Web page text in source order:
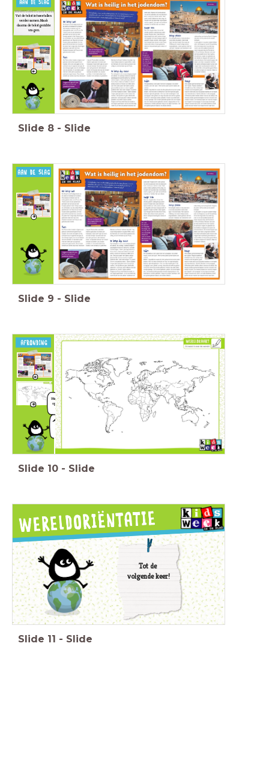
Tekstgerichte vragen:
Wat is het belangrijkste deel van de Tenach, hetheilige boek van de
joden?
Waarom gebruiken de lezers van de Thora een leeswijzer, een
zogenaamde jad?
Op welke manier herdenken joden de zevende dag, derustdag, van
God toen hij de wereld schiep?
Noem enkele belangrijke kenmerken van het joodsegeloof.
Vind jij het belangrijk dat je gelooft in een religie? Waarom wel/
niet?
Als jij een briefje in de Klaagmuur zou mogen stoppen, wat zou daar
dan opstaan?
Vat de tekst in tweetallen
verder samen. Maak
daarna de tekstgerichte
vragen.
Slide 8 - Slide
Cito-vraag:
De gelezen tekst is een voorbeeld van een:
A: amuserende tekst
B: betogende tekst
C: informerende tekst
D: activerende tekst
Slide 9 - Slide
gevonden op je
vraag? Schrijf het
antwoord op een
andere kleur
post-it en plak
deze bij de vraag
op de vragenmuur.
vragen
ontstaan?
Schrijf ze op
post-its.
Heeft de schrijver
het beoogde doel
Wat hebben jullie
opgeschreven?
Slide 10 - Slide
Tot de
volgende keer!
Slide 11 - Slide